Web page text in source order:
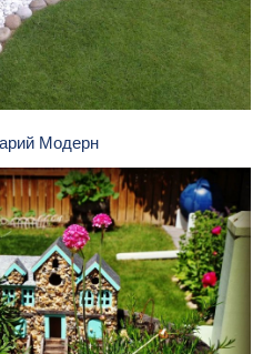
Модерн